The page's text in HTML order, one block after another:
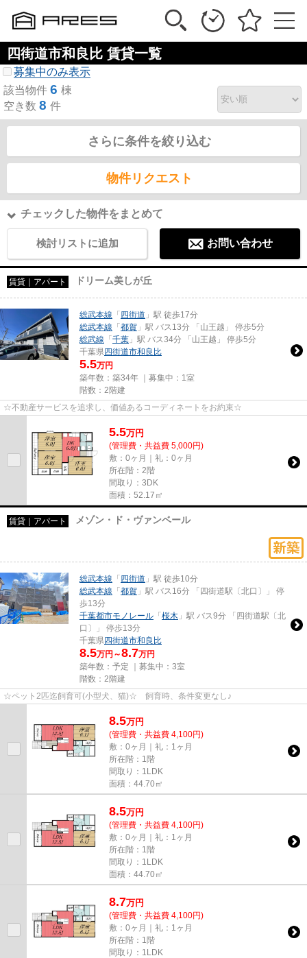
四街道市和良比 賃貸一覧
募集中のみ表示
該当物件 6 棟
空き数 8 件
さらに条件を絞り込む
物件リクエスト
チェックした物件をまとめて
検討リストに追加 お問い合わせ
賃貸｜アパート ドリーム美しが丘
総武本線 「四街道 」駅 徒歩17分
総武本線 「都賀 」駅 バス13分 「山王越」 停歩5分
総武線 「千葉 」駅 バス34分 「山王越」 停歩5分
千葉県四街道市和良比
5.5万円
築年数：築34年 ｜募集中： 1室
階数：2階建
☆不動産サービスを追求し、価値あるコーディネートをお約束☆
5.5万円
(管理費・共益費 5,000円)
敷：0ヶ月｜礼：0ヶ月
所在階：2階
間取り：3DK
面積：52.17㎡
賃貸｜アパート メゾン・ド・ヴァンベール
総武本線 「四街道 」駅 徒歩10分
総武本線 「都賀 」駅 バス16分 「四街道駅〔北口〕」 停
歩13分
千葉都市モノレール 「桜木 」駅 バス9分 「四街道駅〔北
口〕」 停歩13分
千葉県四街道市和良比
8.5万円～8.7万円
築年数：予定 ｜募集中： 3室
階数：2階建
☆ペット2匹迄飼育可(小型犬、猫)☆ 飼育時、条件変更なし♪
8.5万円
(管理費・共益費 4,100円)
敷：0ヶ月｜礼：1ヶ月
所在階：1階
間取り：1LDK
面積：44.70㎡
8.5万円
(管理費・共益費 4,100円)
敷：0ヶ月｜礼：1ヶ月
所在階：1階
間取り：1LDK
面積：44.70㎡
8.7万円
(管理費・共益費 4,100円)
敷：0ヶ月｜礼：1ヶ月
所在階：1階
間取り：1LDK